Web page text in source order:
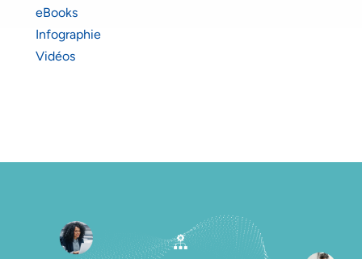
eBooks
Infographie
Vidéos